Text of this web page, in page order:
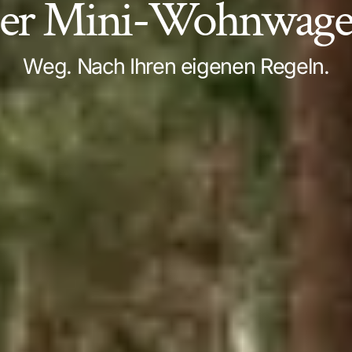
Mini-
Weg. Nach Ihren eigenen Regeln.